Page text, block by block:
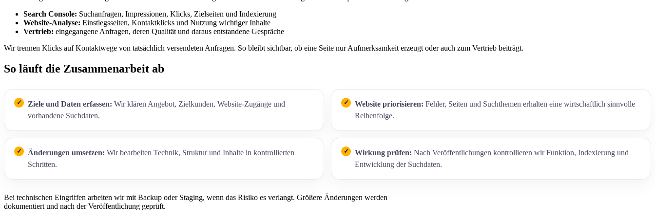
Search Console: Suchanfragen, Impressionen, Klicks, Zielseiten und Indexierung
Website-Analyse: Einstiegsseiten, Kontaktklicks und Nutzung wichtiger Inhalte
Vertrieb: eingegangene Anfragen, deren Qualität und daraus entstandene Gespräche
Wir trennen Klicks auf Kontaktwege von tatsächlich versendeten Anfragen. So bleibt sichtbar, ob eine Seite nur Aufmerksamkeit erzeugt oder auch zum Vertrieb beiträgt.
So läuft die Zusammenarbeit ab
Ziele und Daten erfassen: Wir klären Angebot, Zielkunden, Website-Zugänge und
vorhandene Suchdaten.
Website priorisieren: Fehler, Seiten und Suchthemen erhalten eine wirtschaftlich sinnvolle
Reihenfolge.
Änderungen umsetzen: Wir bearbeiten Technik, Struktur und Inhalte in kontrollierten
Schritten.
Wirkung prüfen: Nach Veröffentlichungen kontrollieren wir Funktion, Indexierung und
Entwicklung der Suchdaten.
Bei technischen Eingriffen arbeiten wir mit Backup oder Staging, wenn das Risiko es verlangt. Größere Änderungen werden
dokumentiert und nach der Veröffentlichung geprüft.